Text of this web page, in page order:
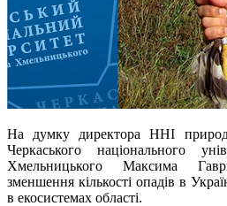
На думку директора ННІ
Черкаського національного
Хмельницького Максима
зменшення кількості опадів в
в екосистемах області.